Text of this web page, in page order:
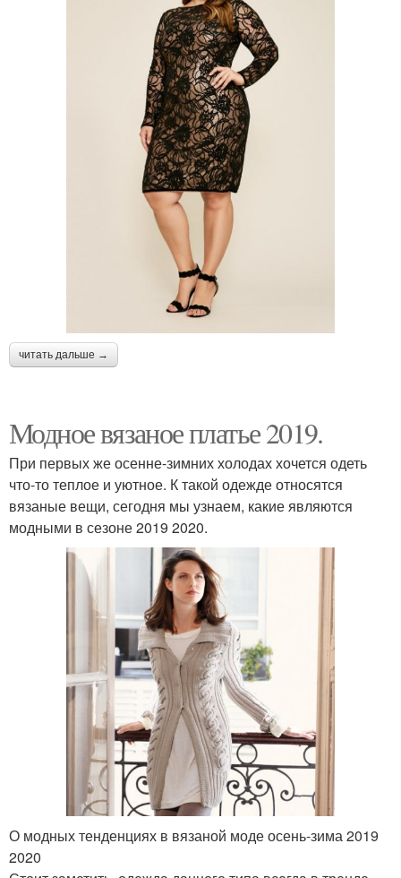
читать дальше →
Модное вязаное платье 2019.
При первых же осенне-зимних холодах хочется одеть
что-то теплое и уютное. К такой одежде относятся
вязаные вещи, сегодня мы узнаем, какие являются
модными в сезоне 2019 2020.
О модных тенденциях в вязаной моде осень-зима 2019
2020